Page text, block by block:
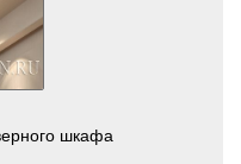
шкафа